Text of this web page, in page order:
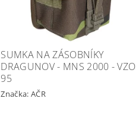
SUMKA NA ZÁSOBNÍKY
DRAGUNOV - MNS 2000 -
95
Značka: AČR